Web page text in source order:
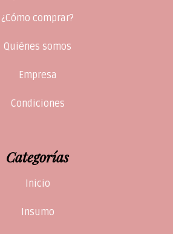
¿Cómo comprar?
Quiénes somos
Empresa
Condiciones
Categorías
Inicio
Insumo